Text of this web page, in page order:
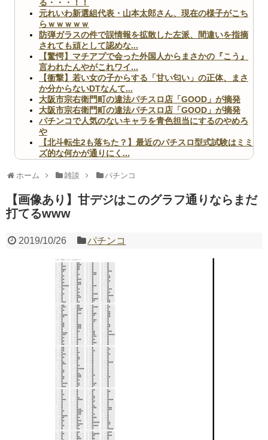
る・・・！！
元れいわ新選組代表・山本太郎さん、現在の様子がこち
らｗｗｗｗｗ
防弾ガラスの件で誤情報を拡散した左派、間違いを指摘
されても頑として認めな...
【驚愕】マチアプで会った外国人からまさかの『こう』
言われたんやがこれワイ...
【衝撃】若い女の子からする「甘い匂い」の正体、まさ
か分からないDTなんて...
大阪市宗右衛門町の違法パチスロ店「GOOD」が摘発
大阪市宗右衛門町の違法パチスロ店「GOOD」が摘発
パチンコで人気のないキャラを青色担当にするのやめろ
や
【北斗転生2も落ちた？】最近のパチスロ型式試験はミミ
ズ的な何かが通りにく...
いヤバいか教えて？...
ホーム 雑談 パチンコ
【画像あり】甘デジはこのグラフ通りならまだ
打てるwww
2019/10/26 パチンコ